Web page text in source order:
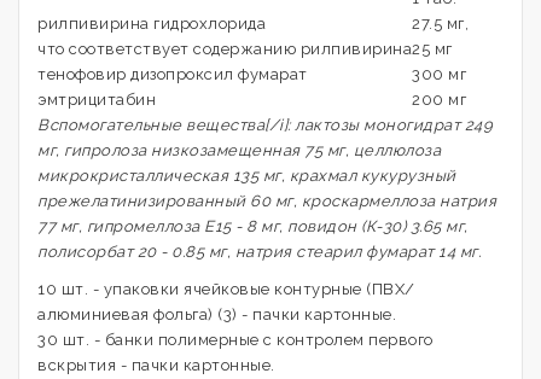
рилпивирина гидрохлорида
27.5 мг,
что соответствует содержанию рилпивирина25 мг
тенофовир дизопроксил фумарат
300 мг
эмтрицитабин
200 мг
Вспомогательные вещества[/i]: лактозы моногидрат 249
мг, гипролоза низкозамещенная 75 мг, целлюлоза
микрокристаллическая 135 мг, крахмал кукурузный
прежелатинизированный 60 мг, кроскармеллоза натрия
77 мг, гипромеллоза Е15 - 8 мг, повидон (К-30) 3.65 мг,
полисорбат 20 - 0.85 мг, натрия стеарил фумарат 14 мг.
10 шт. - упаковки ячейковые контурные (ПВХ/
алюминиевая фольга) (3) - пачки картонные.
30 шт. - банки полимерные с контролем первого
вскрытия - пачки картонные.